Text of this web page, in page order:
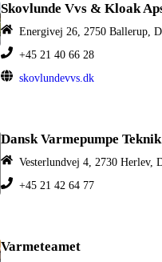
Skovlunde Vvs & Kloak
Energivej 26, 2750 Ballerup,
+45 21 40 66 28
skovlundevvs.dk
Dansk Varmepumpe Teknik
Vesterlundvej 4, 2730 Herlev,
+45 21 42 64 77
Varmeteamet